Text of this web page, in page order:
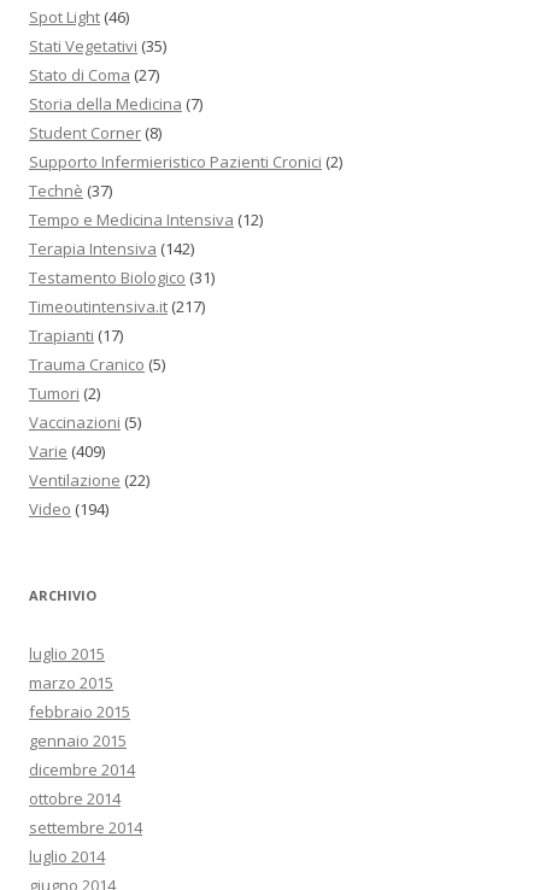
Spot Light (46)
Stati Vegetativi (35)
Stato di Coma (27)
Storia della Medicina (7)
Student Corner (8)
Supporto Infermieristico Pazienti Cronici (2)
Technè (37)
Tempo e Medicina Intensiva (12)
Terapia Intensiva (142)
Testamento Biologico (31)
Timeoutintensiva.it (217)
Trapianti (17)
Trauma Cranico (5)
Tumori (2)
Vaccinazioni (5)
Varie (409)
Ventilazione (22)
Video (194)
ARCHIVIO
luglio 2015
marzo 2015
febbraio 2015
gennaio 2015
dicembre 2014
ottobre 2014
settembre 2014
luglio 2014
giugno 2014